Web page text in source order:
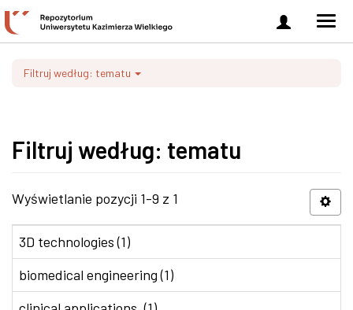
Zaloguj
się
Filtruj według: tematu
Filtruj według: tematu
Wyświetlanie pozycji 1-9 z 1
3D technologies (1)
biomedical engineering (1)